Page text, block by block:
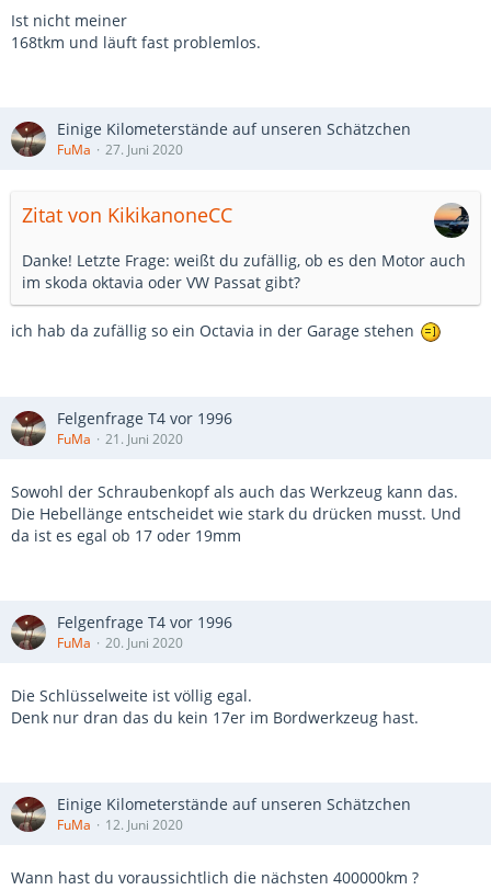
Ist nicht meiner
168tkm und läuft fast problemlos.
Einige Kilometerstände auf unseren Schätzchen
FuMa 27. Juni 2020
Zitat von KikikanoneCC
Danke! Letzte Frage: weißt du zufällig, ob es den Motor auch
im skoda oktavia oder VW Passat gibt?
ich hab da zufällig so ein Octavia in der Garage stehen
Felgenfrage T4 vor 1996
FuMa 21. Juni 2020
Sowohl der Schraubenkopf als auch das Werkzeug kann das.
Die Hebellänge entscheidet wie stark du drücken musst. Und
da ist es egal ob 17 oder 19mm
Felgenfrage T4 vor 1996
FuMa 20. Juni 2020
Die Schlüsselweite ist völlig egal.
Denk nur dran das du kein 17er im Bordwerkzeug hast.
Einige Kilometerstände auf unseren Schätzchen
FuMa 12. Juni 2020
Wann hast du voraussichtlich die nächsten 400000km ?